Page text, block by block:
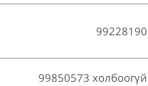
99228190
99850573 холбоогүй